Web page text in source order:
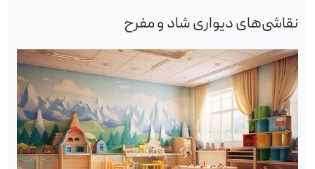
نقاشی‌های دیواری شاد و مفرح